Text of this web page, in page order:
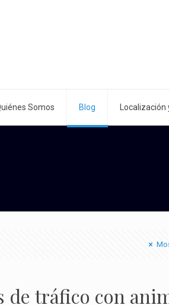
Somos Blog
de tráfico con